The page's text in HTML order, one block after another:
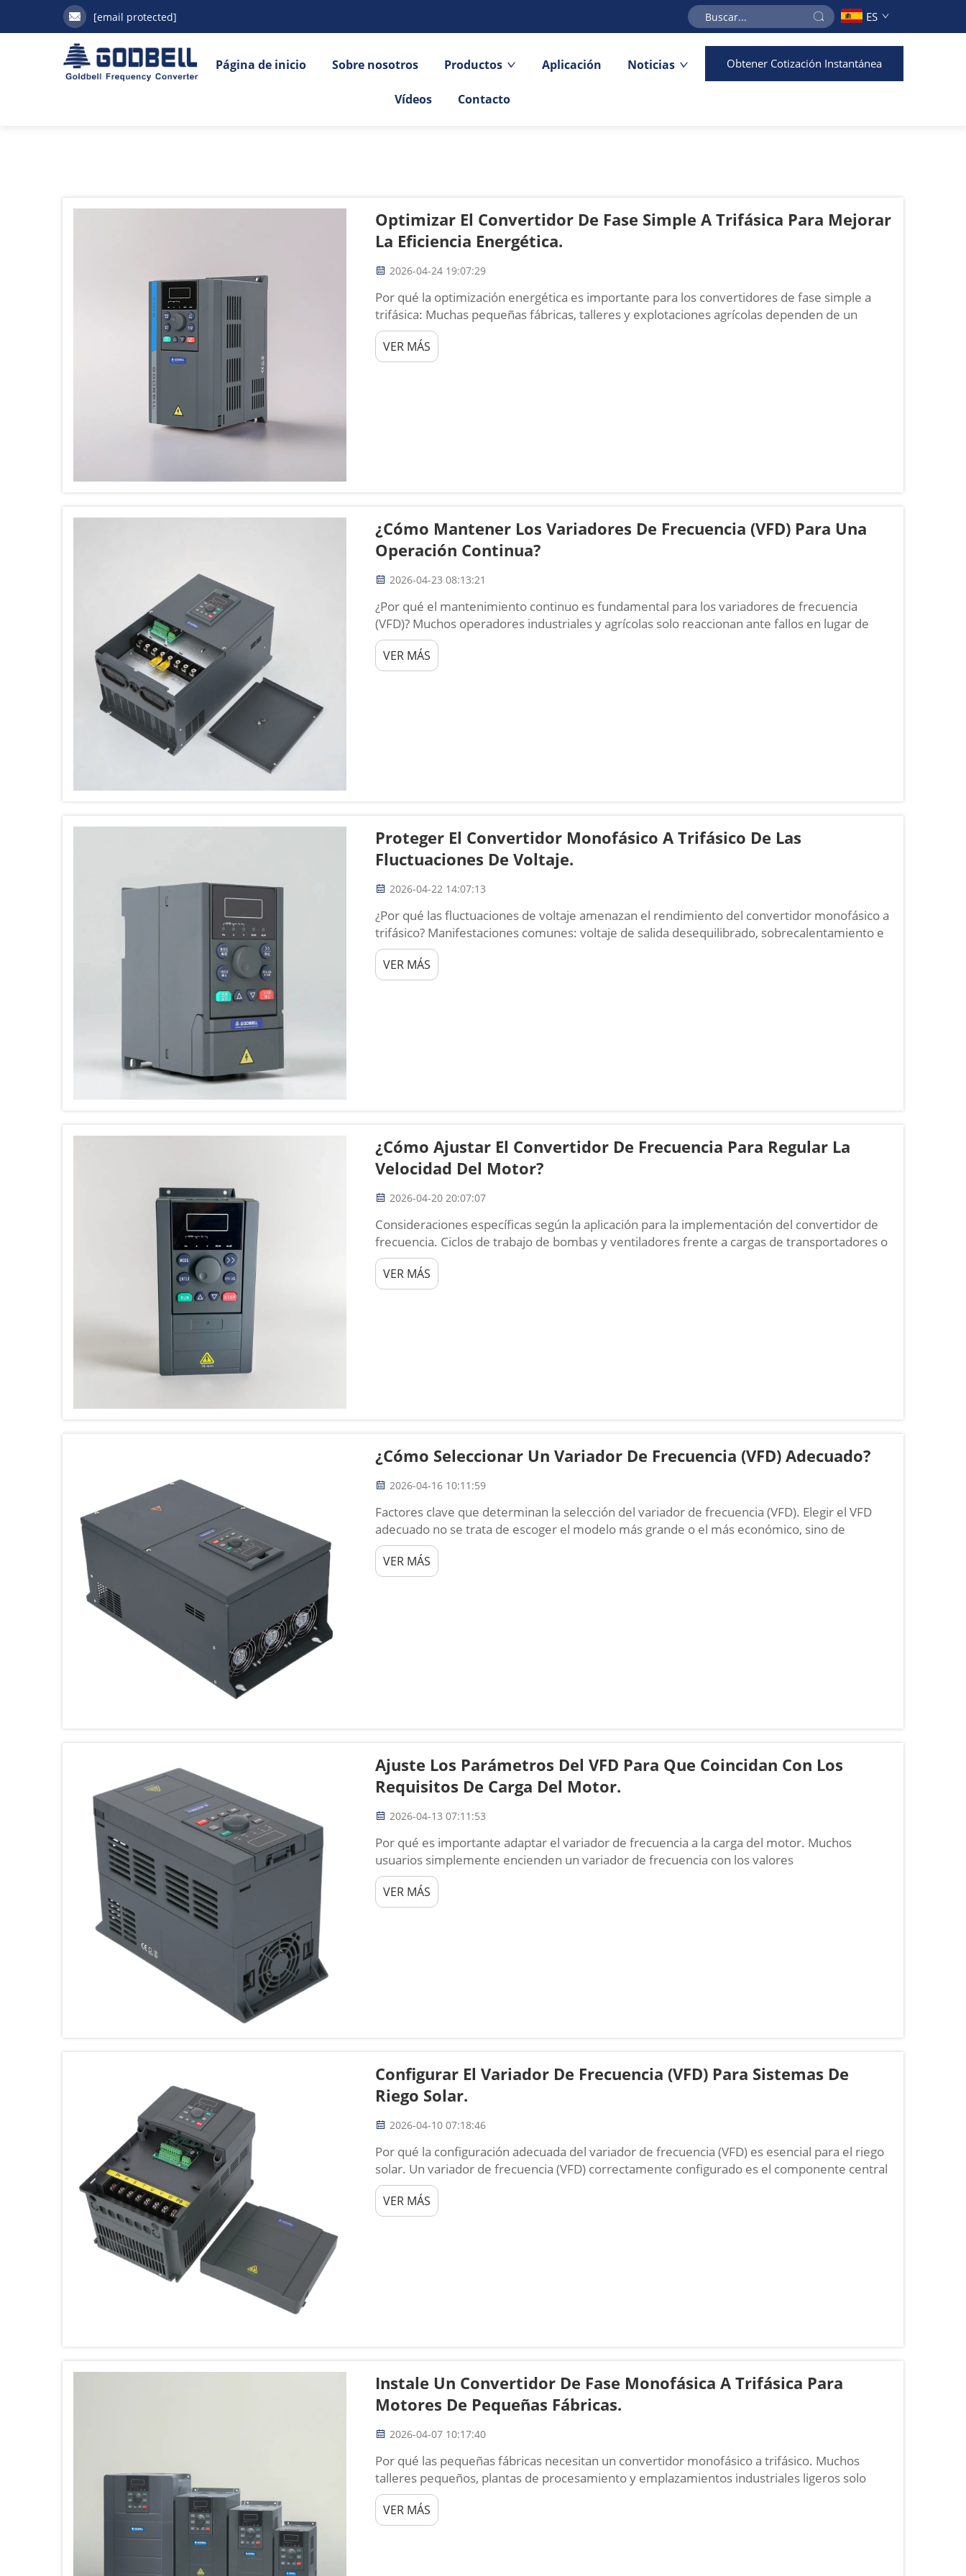
[email protected] ES
Página de inicio Sobre nosotros Productos Aplicación Noticias
Vídeos Contacto
Obtener Cotización Instantánea
Optimizar El Convertidor De Fase Simple A Trifásica Para Mejorar
La Eficiencia Energética.
2026-04-24 19:07:29
Por qué la optimización energética es importante para los convertidores de fase simple a
trifásica: Muchas pequeñas fábricas, talleres y explotaciones agrícolas dependen de un
convertidor de fase simple a trifásica para hacer funcionar motores trifásicos utilizando
únicamente energía monofásica, pero pocas se dan cuenta de que una mala optimización...
VER MÁS
¿Cómo Mantener Los Variadores De Frecuencia (VFD) Para Una
Operación Continua?
2026-04-23 08:13:21
¿Por qué el mantenimiento continuo es fundamental para los variadores de frecuencia
(VFD)? Muchos operadores industriales y agrícolas solo reaccionan ante fallos en lugar de
realizar un mantenimiento rutinario de los variadores de frecuencia (VFD), lo que provoca
paradas imprevistas, un mayor consumo energético y una reducción de la vida útil del
equipo...
VER MÁS
Proteger El Convertidor Monofásico A Trifásico De Las
Fluctuaciones De Voltaje.
2026-04-22 14:07:13
¿Por qué las fluctuaciones de voltaje amenazan el rendimiento del convertidor monofásico a
trifásico? Manifestaciones comunes: voltaje de salida desequilibrado, sobrecalentamiento e
inestabilidad del par del motor. Las fluctuaciones de voltaje desestabilizan los convertidores
monofásicos a trifásicos, tri...
VER MÁS
¿Cómo Ajustar El Convertidor De Frecuencia Para Regular La
Velocidad Del Motor?
2026-04-20 20:07:07
Consideraciones específicas según la aplicación para la implementación del convertidor de
frecuencia. Ciclos de trabajo de bombas y ventiladores frente a cargas de transportadores o
compresores. Aplicaciones de par variable —como bombas y ventiladores— siguen curvas
de par en ley cuadrática, donde la carga disminuye bruscamente...
VER MÁS
¿Cómo Seleccionar Un Variador De Frecuencia (VFD) Adecuado?
2026-04-16 10:11:59
Factores clave que determinan la selección del variador de frecuencia (VFD). Elegir el VFD
adecuado no se trata de escoger el modelo más grande o el más económico, sino de
encontrar aquel que se adapte completamente al motor, a la carga, al suministro eléctrico y
a las condiciones de funcionamiento...
VER MÁS
Ajuste Los Parámetros Del VFD Para Que Coincidan Con Los
Requisitos De Carga Del Motor.
2026-04-13 07:11:53
Por qué es importante adaptar el variador de frecuencia a la carga del motor. Muchos
usuarios simplemente encienden un variador de frecuencia con los valores
predeterminados de fábrica y esperan un rendimiento fiable, pero esto suele provocar
disparos por sobrecarga, sobrecalentamiento, mayor consumo energético y fallos
prematuros del motor. Con casi 20 años...
VER MÁS
Configurar El Variador De Frecuencia (VFD) Para Sistemas De
Riego Solar.
2026-04-10 07:18:46
Por qué la configuración adecuada del variador de frecuencia (VFD) es esencial para el riego
solar. Un variador de frecuencia (VFD) correctamente configurado es el componente central
que determina si un sistema de riego solar puede funcionar de forma estable, eficiente y
ecológica...
VER MÁS
Instale Un Convertidor De Fase Monofásica A Trifásica Para
Motores De Pequeñas Fábricas.
2026-04-07 10:17:40
Por qué las pequeñas fábricas necesitan un convertidor monofásico a trifásico. Muchos
talleres pequeños, plantas de procesamiento y emplazamientos industriales ligeros solo
disponen de alimentación monofásica, pero la mayoría de los motores productivos
eficientes funcionan con corriente trifásica. Esta incompatibilidad obliga a los propietarios...
VER MÁS